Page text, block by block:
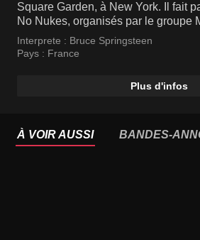
Square Garden, à New York. Il fait
No Nukes, organisés par le groupe
Safe Energy qui militait contre le
nucléaire. La plus grande partie des
Interprete : Bruce Springsteen
Pays : France
Plus d'infos
À VOIR AUSSI BANDES-